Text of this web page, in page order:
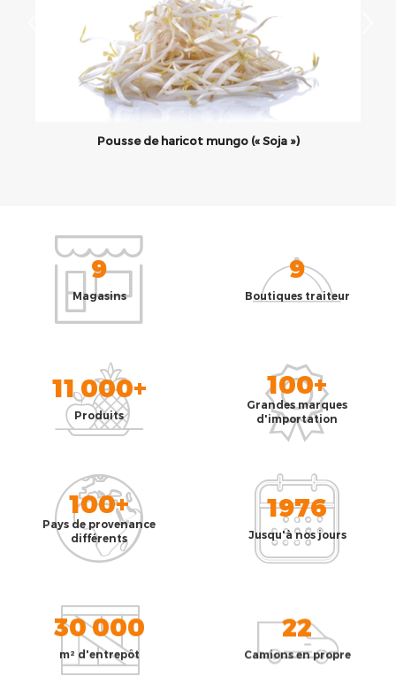
Pousse de haricot mungo (« Soja »)
9
Magasins
9
Boutiques traiteur
11 000+
Produits
100+
Grandes marques
d'importation
100+
Pays de provenance
différents
1976
Jusqu'à nos jours
30 000
m² d'entrepôt
22
Camions en propre